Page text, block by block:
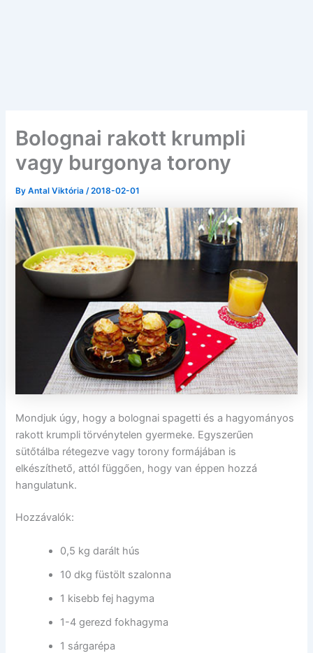
Bolognai rakott krumpli
vagy burgonya torony
ByAntal Viktória/2018-02-01
Mondjuk úgy, hogy a bolognai spagetti és a hagyományos
rakott krumpli törvénytelen gyermeke. Egyszerűen
sütőtálba rétegezve vagy torony formájában is
elkészíthető, attól függően, hogy van éppen hozzá
hangulatunk.
Hozzávalók:
0,5 kg darált hús
10 dkg füstölt szalonna
1 kisebb fej hagyma
1-4 gerezd fokhagyma
1 sárgarépa